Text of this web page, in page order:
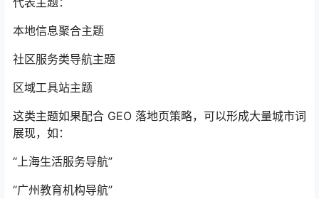
本地信息聚合主题
社区服务类导航主题
区域工具站主题
这类主题如果配合 GEO 落地页策略，可以形成大量城市词
展现，如：
“上海生活服务导航”
“广州教育机构导航”